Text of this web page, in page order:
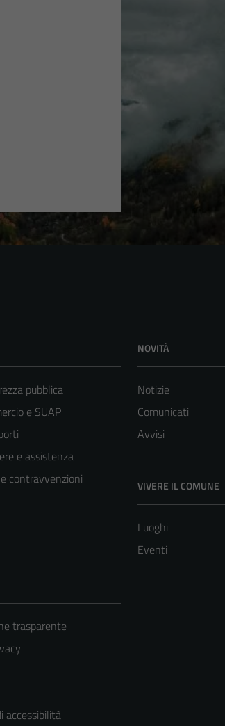
pubblica
e SUAP
e assistenza
contravvenzioni
NOVITÀ
Notizie
Comunicati
Avvisi
VIVERE IL COMUNE
Luoghi
Eventi
trasparente
accessibilità